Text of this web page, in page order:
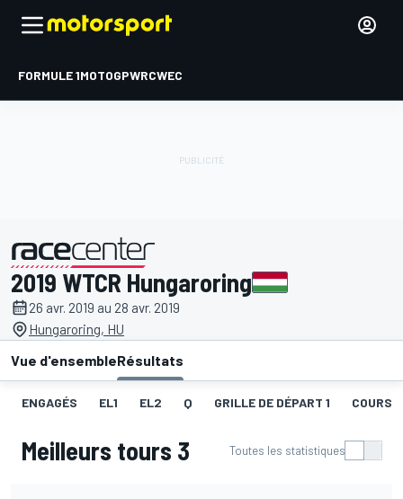
FORMULE 1MOTOGPWRCWEC
présenté par
2019 WTCR Hungaroring
26 avr. 2019 au 28 avr. 2019
Hungaroring, HU
Vue d'ensembleRésultats
ENGAGÉS EL1 EL2 Q GRILLE DE DÉPART 1 COURSE
Meilleurs tours 3 Toutes les statistiques